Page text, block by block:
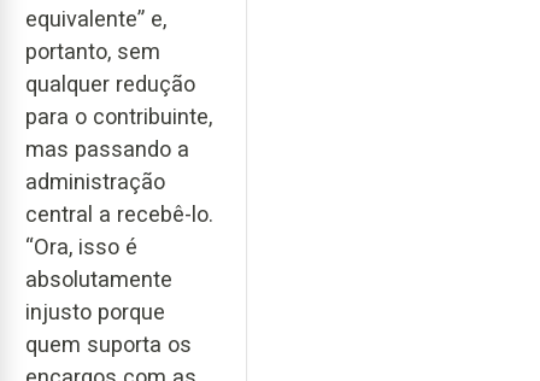
equivalente” e,
portanto, sem
qualquer redução
para o contribuinte,
mas passando a
administração
central a recebê-lo.
“Ora, isso é
absolutamente
injusto porque
quem suporta os